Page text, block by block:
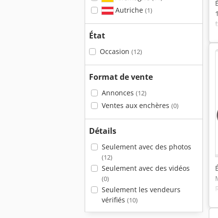
Autriche (1)
État
Occasion (12)
Format de vente
Annonces (12)
Ventes aux enchères (0)
Détails
Seulement avec des photos
(12)
Seulement avec des vidéos
(0)
Seulement les vendeurs
vérifiés (10)